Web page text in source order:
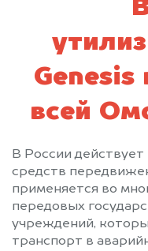
Genesis
всей
В России
средств
применяется во
передовых
учреждений,
транспорт в